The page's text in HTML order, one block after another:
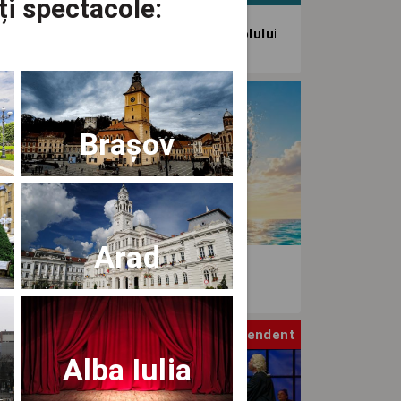
Estivală a Artelor Spectacolului
Film & Arts Festival editia IV
Independent
spectacole:
Brașov
Arad
Alba Iulia